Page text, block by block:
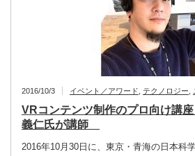
2016/10/3 イベント／アワード テクノロジー
VRコンテンツ制作のプロ向け講
義仁氏が講師
2016年10月30日に、東京・青海の日本科